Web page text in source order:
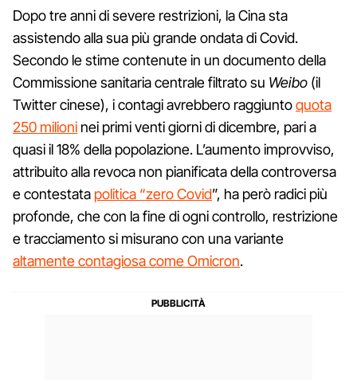
Dopo tre anni di severe restrizioni, la Cina sta
assistendo alla sua più grande ondata di Covid.
Secondo le stime contenute in un documento della
Commissione sanitaria centrale filtrato su Weibo(il
Twitter cinese), i contagi avrebbero raggiuntoquota
250 milioni nei primi venti giorni di dicembre, pari a
quasi il 18% della popolazione. L’aumento improvviso,
attribuito alla revoca non pianificata della controversa
e contestata politica “zero Covid”, ha però radici più
profonde, che con la fine di ogni controllo, restrizione
e tracciamento si misurano con una variante
altamente contagiosa come Omicron.